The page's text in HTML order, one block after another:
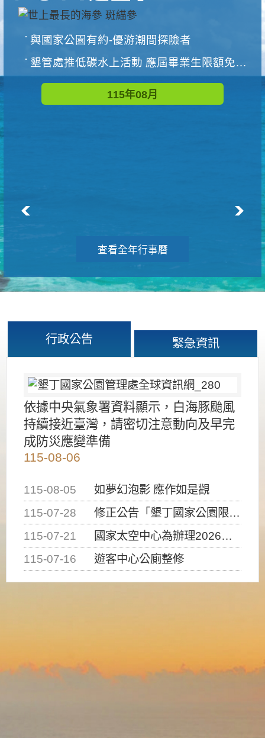
與國家公園有約-優游潮間探險者
墾管處推低碳水上活動 應屆畢業生限額免費參加
115年08月
查看全年行事曆
行政公告 緊急資訊
依據中央氣象署資料顯示，白海豚颱風
持續接近臺灣，請密切注意動向及早完
成防災應變準備
115-08-06
115-08-05
如夢幻泡影 應作如是觀
115-07-28
修正公告「墾丁國家公園限制水域遊憩活動之種類、範圍、時間及行為」，自即日生效。
115-07-21
國家太空中心為辦理2026台灣盃火箭競賽，陸、海、空域警戒及協調相關事宜，因颱風備案事宜
115-07-16
遊客中心公廁整修